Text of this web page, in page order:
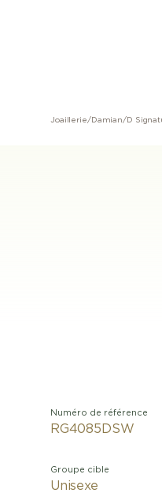
Joaillerie/Damian/ D
Numéro de référence
RG4085DSW
Groupe cible
Unisexe